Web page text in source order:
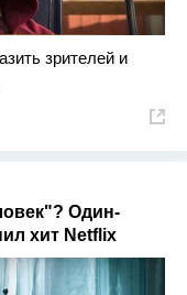
зрителей и
Один-
хит Netflix